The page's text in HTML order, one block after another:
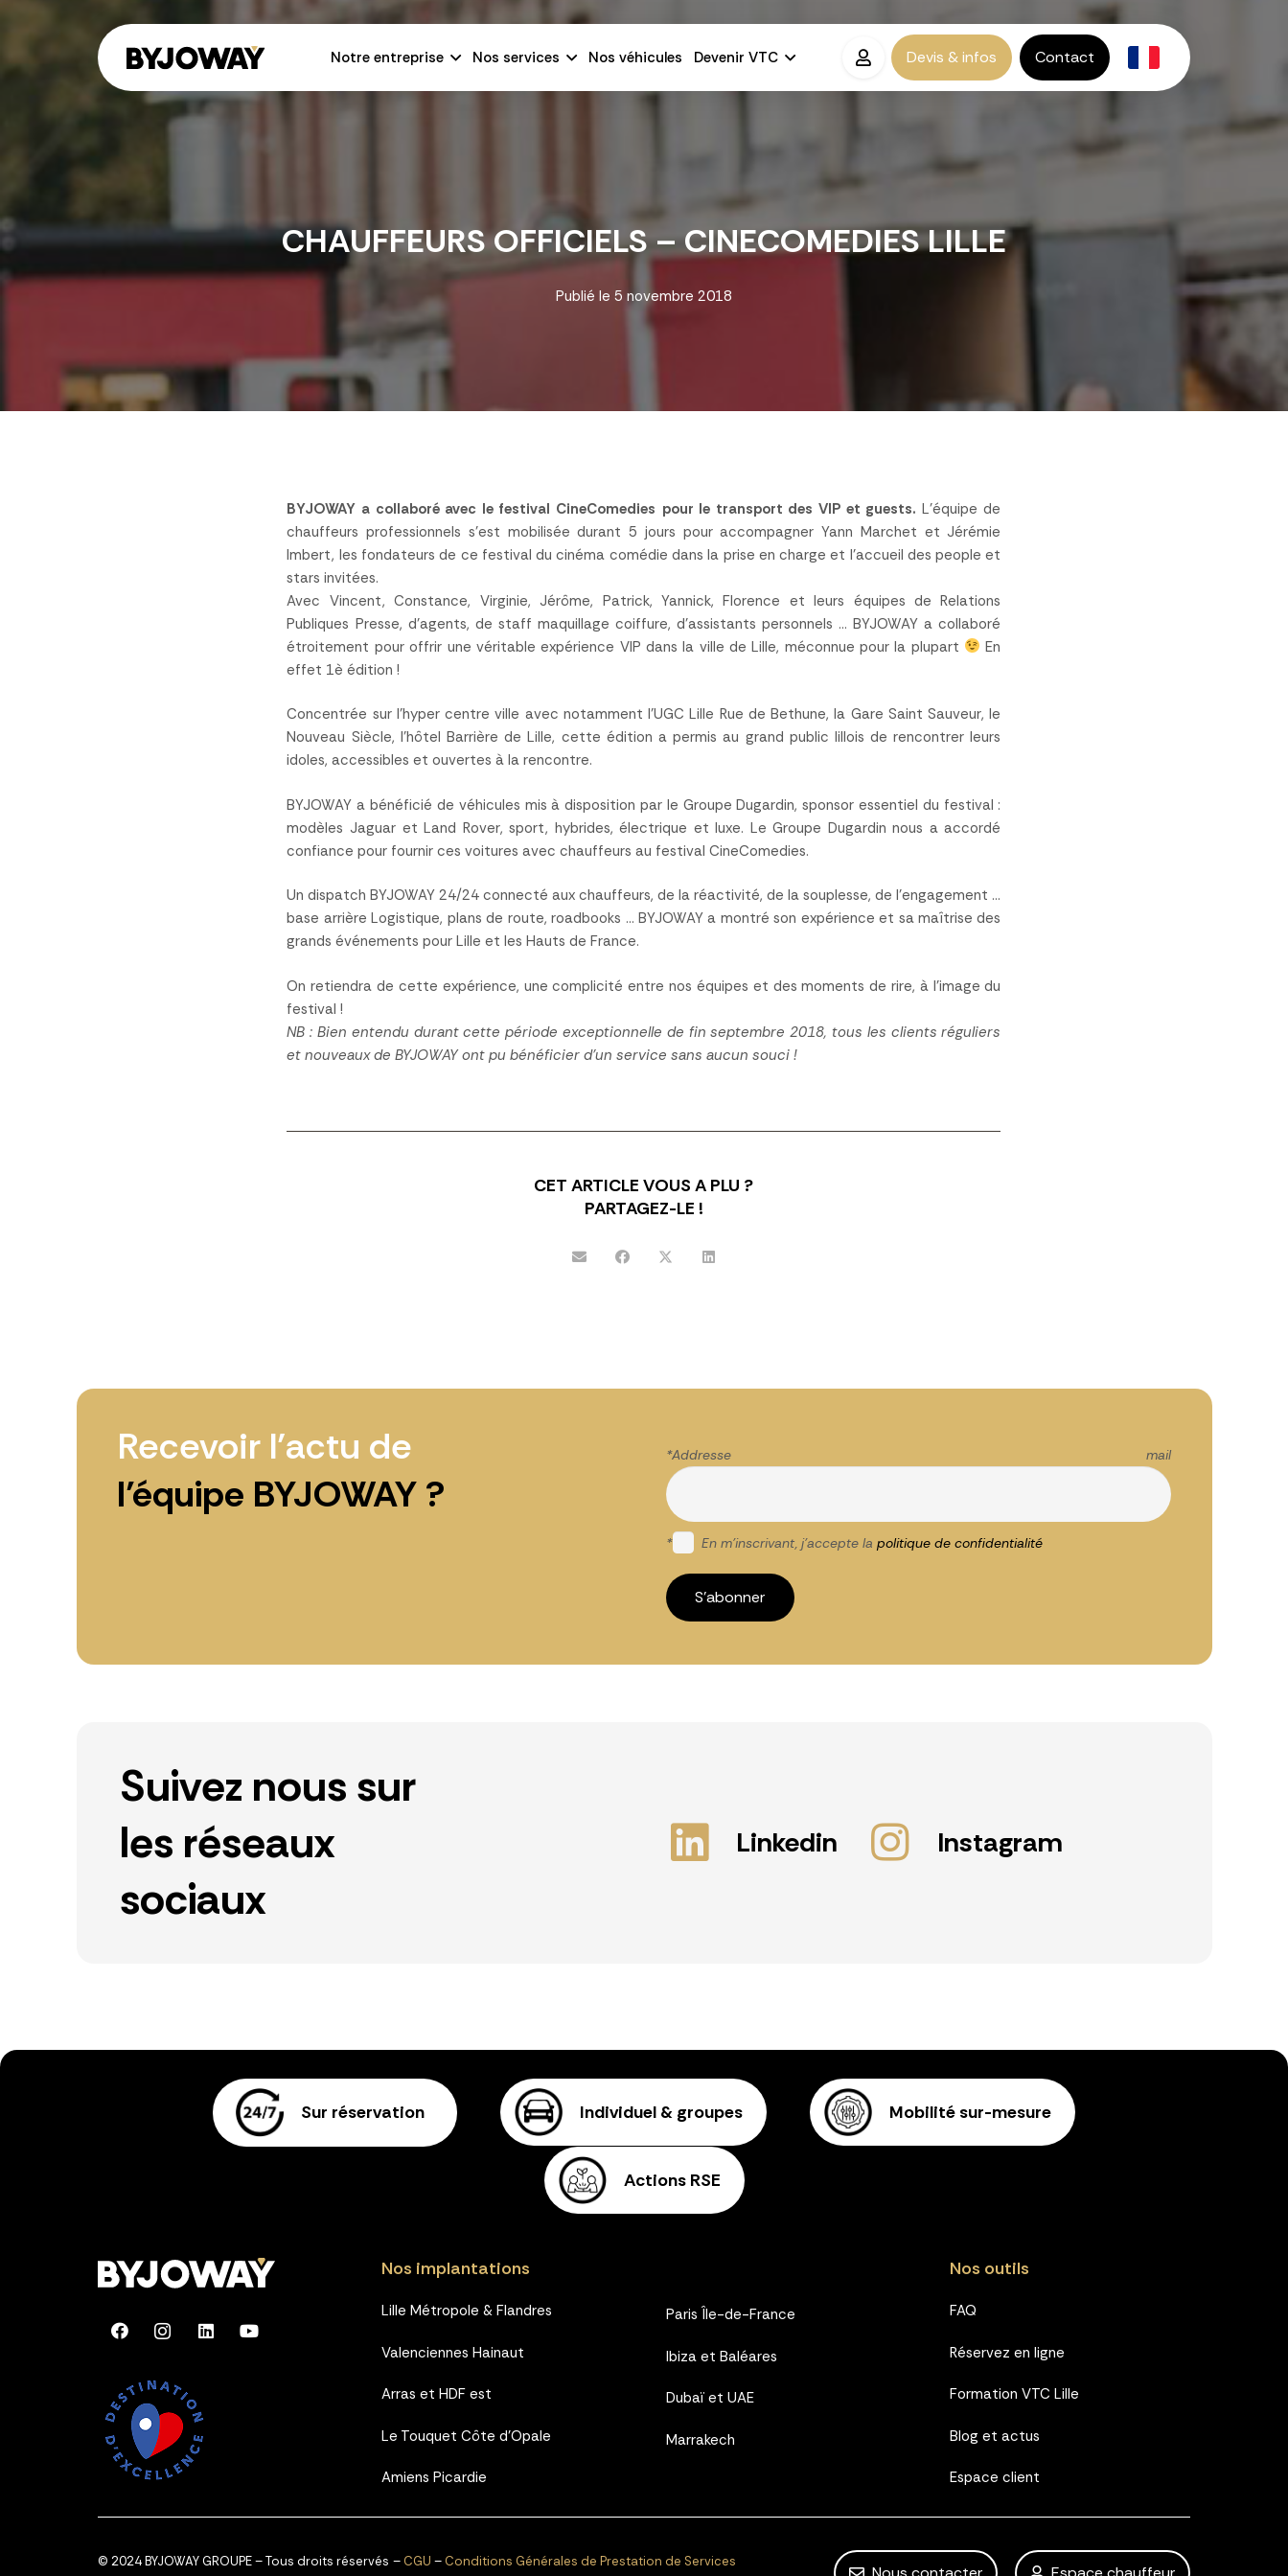
Notre entreprise Nos services Nos véhicules Devenir VTC Devis & infos Contact
CHAUFFEURS OFFICIELS – CINECOMEDIES LILLE
Publié le 5 novembre 2018
BYJOWAY a collaboré avec lefestival CineComedies pour le transport des VIP et guests. L’équipe de
chauffeurs professionnels s’est mobilisée durant 5 jours pour accompagner Yann Marchet et Jérémie
Imbert, les fondateurs de ce festival du cinéma comédie dans la prise en charge et l’accueil des people et
stars invitées.
Avec Vincent, Constance, Virginie, Jérôme, Patrick, Yannick, Florence et leurs équipes de Relations
Publiques Presse, d’agents, de staff maquillage coiffure, d’assistants personnels … BYJOWAY a collaboré
étroitement pour offrir une véritable expérience VIP dans la ville de Lille, méconnue pour la plupart
En
effet 1è édition !
Concentrée sur l’hyper centre ville avec notamment l’UGC Lille Rue de Bethune, la Gare Saint Sauveur, le
Nouveau Siècle, l’hôtel Barrière de Lille, cette édition a permis au grand public lillois de rencontrer leurs
idoles, accessibles et ouvertes à la rencontre.
BYJOWAY a bénéficié de véhicules mis à disposition par le Groupe Dugardin, sponsor essentiel du festival :
modèles Jaguar et Land Rover, sport, hybrides, électrique et luxe. Le Groupe Dugardin nous a accordé
confiance pour fournir ces voitures avec chauffeurs au festival CineComedies.
Un dispatch BYJOWAY 24/24 connecté aux chauffeurs, de la réactivité, de la souplesse, de l’engagement …
base arrière Logistique, plans de route, roadbooks … BYJOWAY a montré son expérience et sa maîtrise des
grands événements pour Lille et les Hauts de France.
On retiendra de cette expérience, une complicité entre nos équipes et des moments de rire, à l’image du
festival !
NB : Bien entendu durant cette période exceptionnelle de fin septembre 2018, tous les clients réguliers
et nouveaux de BYJOWAY ont pu bénéficier d’un service sans aucun souci !
CET ARTICLE VOUS A PLU ?
PARTAGEZ-LE !
Recevoir l’actu de
l’équipe BYJOWAY ?
*Addresse mail
* En m'inscrivant, j'accepte la politique de confidentialité
Suivez nous sur
les réseaux
sociaux
Linkedin Instagram
Sur réservation Individuel & groupes Mobilité sur-mesure
Actions RSE
Nos implantations
Lille Métropole & Flandres
Valenciennes Hainaut
Arras et HDF est
Le Touquet Côte d’Opale
Amiens Picardie
Paris Île-de-France
Ibiza et Baléares
Dubaï et UAE
Marrakech
Nos outils
FAQ
Réservez en ligne
Formation VTC Lille
Blog et actus
Espace client
© 2024 BYJOWAY GROUPE – Tous droits réservés – CGU – Conditions Générales de Prestation de Services